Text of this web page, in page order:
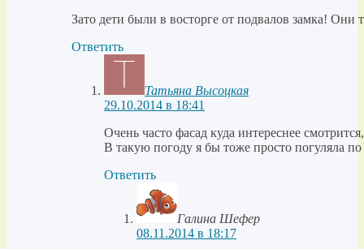
Зато дети были в восторге от подвалов замка! Они
Ответить
Татьяна Высоцкая
29.10.2014 в 18:41
Очень часто фасад куда интереснее
В такую погоду я бы тоже просто погуляла по
Ответить
Галина Шефер
08.11.2014 в 18:17